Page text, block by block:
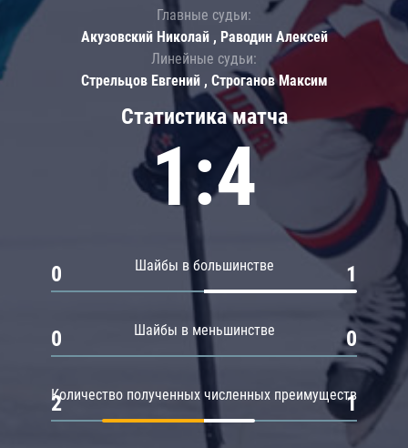
Статистика матча
1:4
Шайбы в большинстве
0 1
Шайбы в меньшинстве
0 0
Количество полученных численных преимуществ
2 1
Главные судьи:
Акузовский Николай , Раводин Алексей
Линейные судьи:
Стрельцов Евгений , Строганов Максим